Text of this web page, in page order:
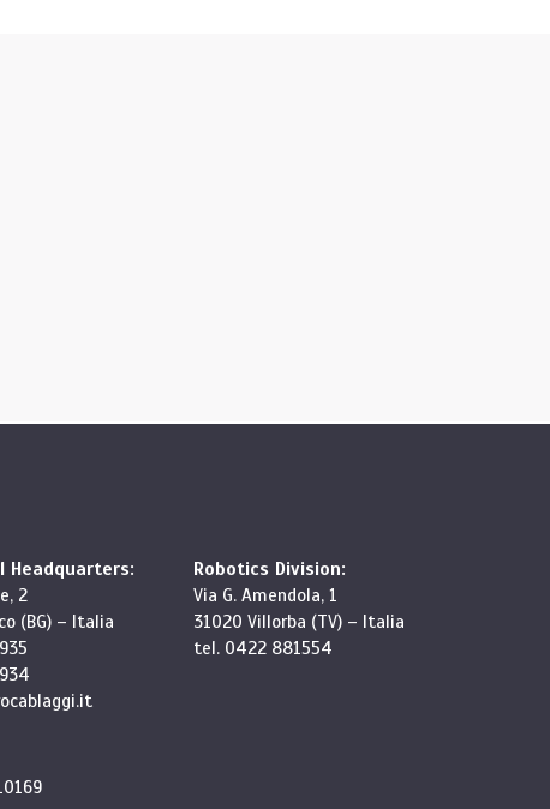
Headquarters:
2
(BG) – Italia
Robotics Division:
Via G. Amendola, 1
31020 Villorba (TV) – Italia
tel. 0422 881554